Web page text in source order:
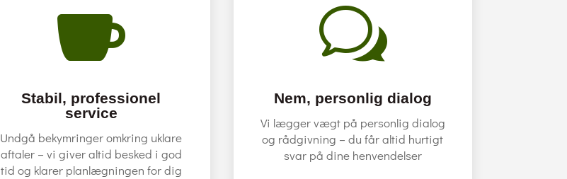

Stabil, professionel
service
Undgå bekymringer omkring uklare
aftaler – vi giver altid besked i god
tid og klarer planlægningen for dig
w
Nem, personlig dialog
Vi lægger vægt på personlig dialog
og rådgivning – du får altid hurtigt
svar på dine henvendelser